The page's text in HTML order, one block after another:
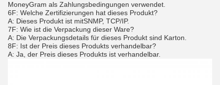
MoneyGram als Zahlungsbedingungen verwendet.
6F: Welche Zertifizierungen hat dieses Produkt?
A: Dieses Produkt ist mitSNMP, TCP/IP.
7F: Wie ist die Verpackung dieser Ware?
A: Die Verpackungsdetails für dieses Produkt sind Karton.
8F: Ist der Preis dieses Produkts verhandelbar?
A: Ja, der Preis dieses Produkts ist verhandelbar.